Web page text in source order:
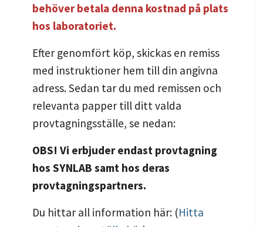
behöver betala denna kostnad på plats
hos laboratoriet.
Efter genomfört köp, skickas en remiss
med instruktioner hem till din angivna
adress. Sedan tar du med remissen och
relevanta papper till ditt valda
provtagningsställe, se nedan:
OBS! Vi erbjuder endast provtagning
hos SYNLAB samt hos deras
provtagningspartners.
Du hittar all information här: (Hitta